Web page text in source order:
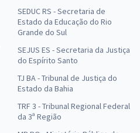
SEDUC RS - Secretaria de
Estado da Educação do Rio
Grande do Sul
SEJUS ES - Secretaria da Justiça
do Espírito Santo
TJ BA - Tribunal de Justiça do
Estado da Bahia
TRF 3 - Tribunal Regional Federal
da 3ª Região